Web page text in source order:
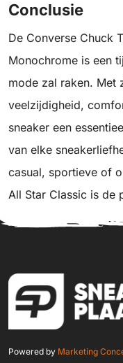
Conclusie
De Converse Chuck
Monochrome is een
mode zal raken. Met
veelzijdigheid,
sneaker een
van elke
casual, sportieve of
All Star Classic is de
Powered by Marketing